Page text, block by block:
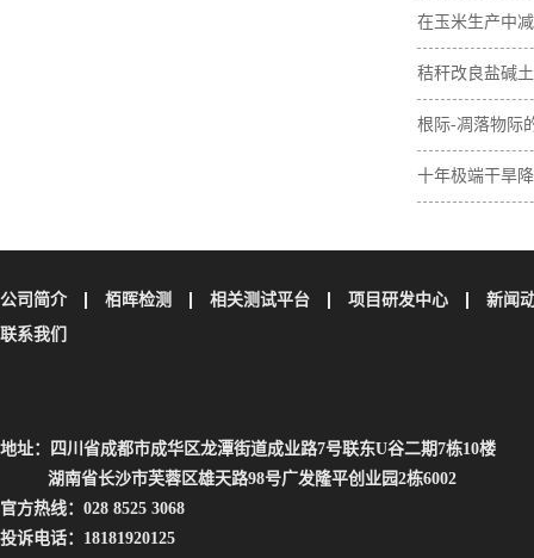
在玉米生产中
肥间作增加土
素含量
秸秆改良盐碱
与无机碳损失
根际-凋落物际
壤碳取决于植
十年极端干旱
公司简介 栢晖检测 相关测试平台 项目研发中心
新闻
联系我们
地址：四川省成都市成华区龙潭街道成业路7号联东U谷二期7栋10楼
湖南省长沙市芙蓉区雄天路98号广发隆平创业园2栋6002
官方热线：028 8525 3068
投诉电话：18181920125